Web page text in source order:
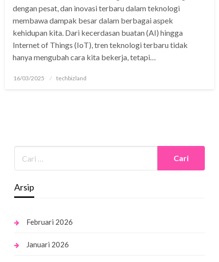
dengan pesat, dan inovasi terbaru dalam teknologi
membawa dampak besar dalam berbagai aspek
kehidupan kita. Dari kecerdasan buatan (AI) hingga
Internet of Things (IoT), tren teknologi terbaru tidak
hanya mengubah cara kita bekerja, tetapi…
Posted
16/03/2025 techbizland
Arsip
Februari 2026
Januari 2026